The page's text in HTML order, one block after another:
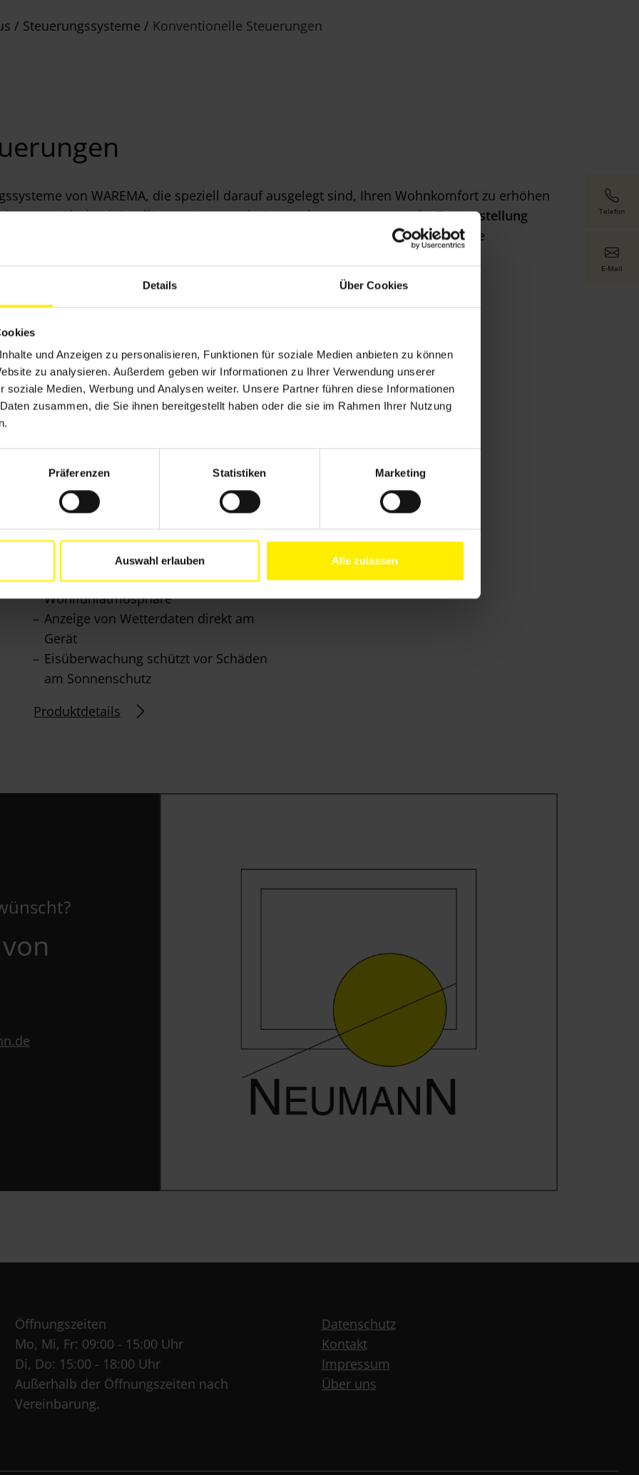
Details Über Cookies
und Anzeigen zu personalisieren, Funktionen für soziale Medien anbieten zu können
zu analysieren. Außerdem geben wir Informationen zu Ihrer Verwendung unserer
soziale Medien, Werbung und Analysen weiter. Unsere Partner führen diese Informationen
zusammen, die Sie ihnen bereitgestellt haben oder die sie im Rahmen Ihrer Nutzung
Präferenzen Statistiken Marketing
Auswahl erlauben Alle zulassen
/ Steuerungssysteme / Konventionelle Steuerungen
von WAREMA, die speziell darauf ausgelegt sind, Ihren Wohnkomfort zu erhöhen
Ob durchintelligente Anwesenheitssimulation,automatische Zeitumstellung
auf Umgebungseinflüssen
– wir bieten für jede Anforderung das passende
Wisotronic
schnelle Inbetriebnahme dank
Quickstart-Menü
vier Szenen für individuelle
Wohlfühlatmosphäre
Anzeige von Wetterdaten direkt am
Gerät
Eisüberwachung schützt vor Schäden
am Sonnenschutz
Produktdetails
Öffnungszeiten
Mo, Mi, Fr: 09:00 - 15:00 Uhr
Di, Do: 15:00 - 18:00 Uhr
Außerhalb der Öffnungszeiten nach
Vereinbarung.
Datenschutz
Kontakt
Impressum
Über uns
Telefon
E-Mail